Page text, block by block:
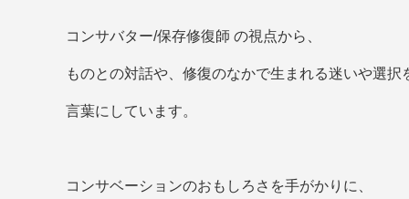
コンサバター/保存修復師 の視点から、
ものとの対話や、修復のなかで生まれる迷いや選択
言葉にしています。
コンサベーションのおもしろさを手がかりに、